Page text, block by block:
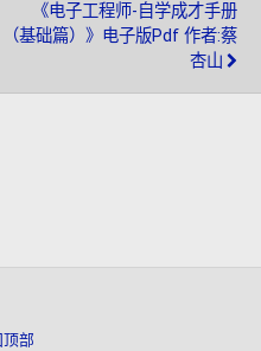
《电子工程师-自学成才手册
（基础篇）》电子版pdf 作者:蔡
杏山
部